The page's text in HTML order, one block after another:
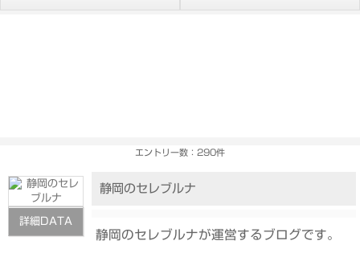
エントリー数：290件
詳細DATA
静岡のセレブルナ
静岡のセレブルナが運営するブログです。